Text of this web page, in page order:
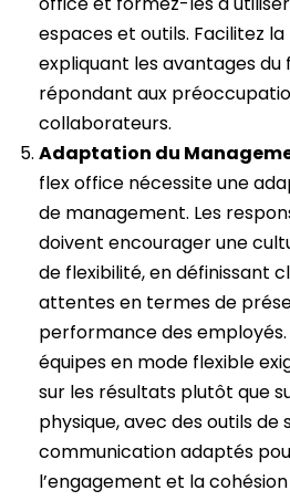
espaces et outils. Facilitez
expliquant les avantages
répondant aux
collaborateurs.
Adaptation du
flex office nécessite une
de management. Les
doivent encourager une
de flexibilité, en définissant
attentes en termes de
performance des employés.
équipes en mode flexible
sur les résultats plutôt que
physique, avec des outils de
communication adaptés
l’engagement et la